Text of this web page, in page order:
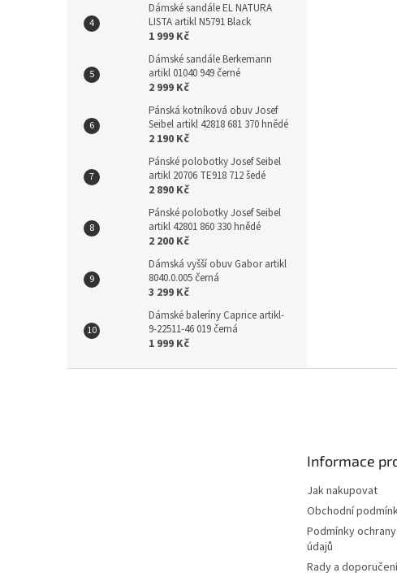
Dámské sandále EL NATURA
LISTA artikl N5791 Black
1 999 Kč
Dámské sandále Berkemann
artikl 01040 949 černé
2 999 Kč
Pánská kotníková obuv Josef
Seibel artikl 42818 681 370 hnědé
2 190 Kč
Pánské polobotky Josef Seibel
artikl 20706 TE918 712 šedé
2 890 Kč
Pánské polobotky Josef Seibel
artikl 42801 860 330 hnědé
2 200 Kč
Dámská vyšší obuv Gabor artikl
8040.0.005 černá
3 299 Kč
Dámské baleríny Caprice artikl-
9-22511-46 019 černá
1 999 Kč
Informace
Jak nakupovat
Obchodní
Podmínky
údajů
Rady a doporučení